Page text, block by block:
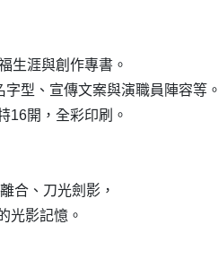
生涯與創作專書。
型、宣傳文案與演職員陣容等。
16開，全彩印刷。
合、刀光劍影，
光影記憶。